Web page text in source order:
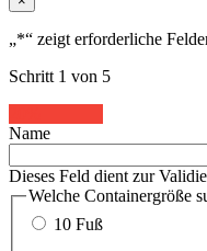
„*“ zeigt erforderliche
Schritt 1 von 5
Name
Dieses Feld dient zur
Welche Containergröße
10 Fuß